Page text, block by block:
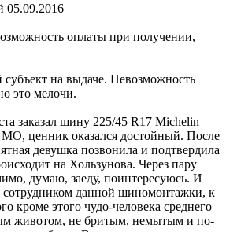
05.09.2016
оплаты при получении,
на выдаче. Невозможность
это мелочи.
заказал шину 225/45 R17 Michelin
ценник оказался достойный. После
девушка позвонила и подтвердила
на Хользунова. Через пару
думаю, заеду, поинтересуюсь. И
сотрудником данной шиномонтажки, к
кроме этого чудо-человека среднего
животом, не бритым, немытым и по-